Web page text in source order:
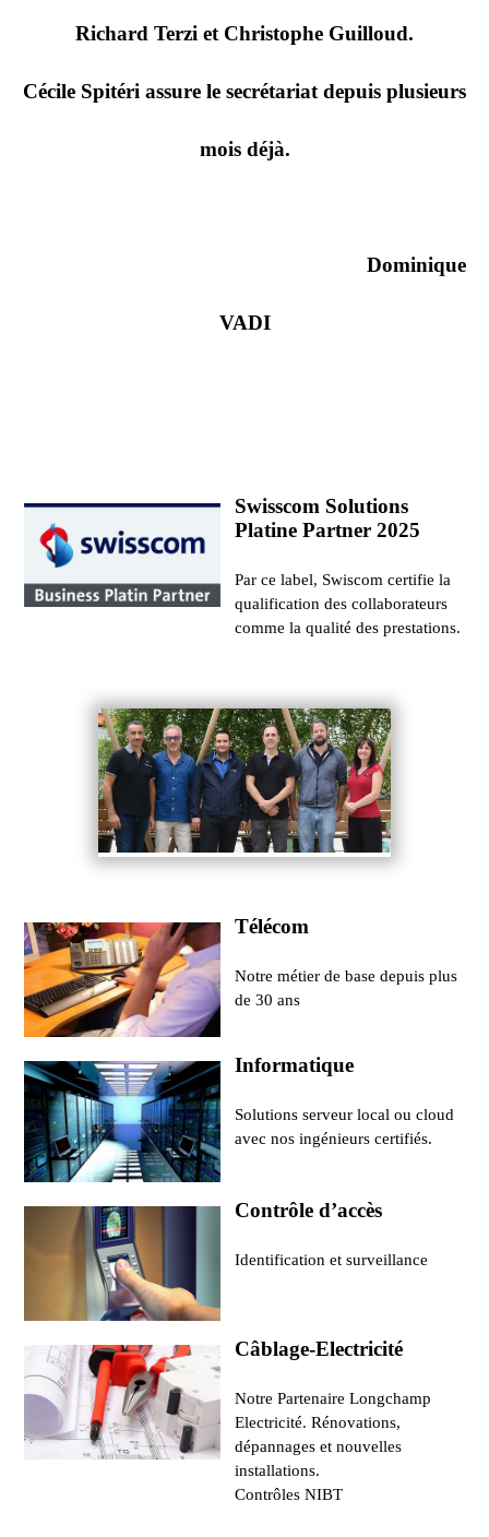
Richard Terzi et Christophe Guilloud.
Cécile Spitéri assure le secrétariat depuis plusieurs
mois déjà.
Dominique
VADI
Swisscom Solutions
Platine Partner 2025
Par ce label, Swiscom certifie la
qualification des collaborateurs
comme la qualité des prestations.
Télécom
Notre métier de base depuis plus
de 30 ans
Informatique
Solutions serveur local ou cloud
avec nos ingénieurs certifiés.
Contrôle d’accès
Identification et surveillance
Câblage-Electricité
Notre Partenaire Longchamp
Electricité. Rénovations,
dépannages et nouvelles
installations.
Contrôles NIBT